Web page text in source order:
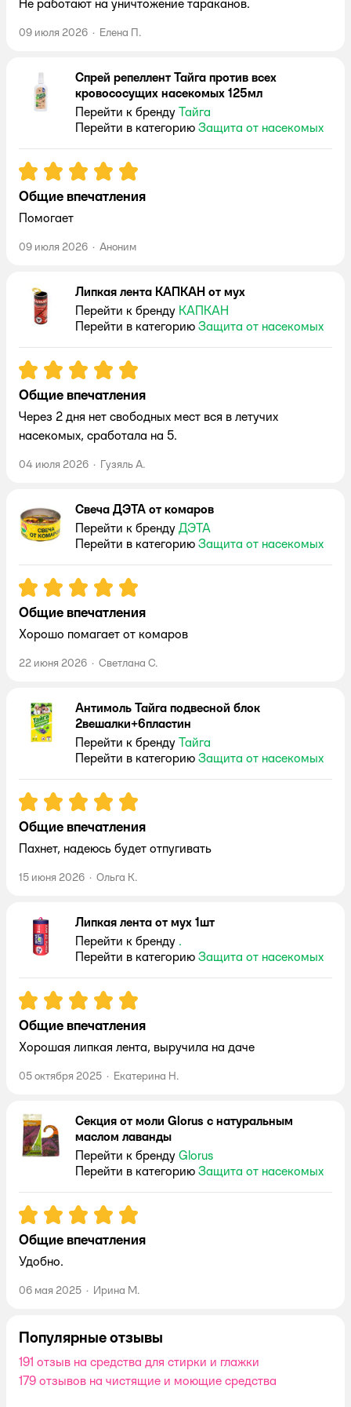
Не работают на уничтожение тараканов.
09 июля 2026 · Елена П.
Спрей репеллент Тайга против всех
кровососущих насекомых 125мл
Перейти к бренду Тайга
Перейти в категорию Защита от насекомых
Рейтинг:5
Общие впечатления
Помогает
09 июля 2026 · Аноним
Липкая лента КАПКАН от мух
Перейти к бренду КАПКАН
Перейти в категорию Защита от насекомых
Рейтинг:5
Общие впечатления
Через 2 дня нет свободных мест вся в летучих
насекомых, сработала на 5.
04 июля 2026 · Гузяль А.
Свеча ДЭТА от комаров
Перейти к бренду ДЭТА
Перейти в категорию Защита от насекомых
Рейтинг:5
Общие впечатления
Хорошо помагает от комаров
22 июня 2026 · Светлана С.
Антимоль Тайга подвесной блок
2вешалки+6пластин
Перейти к бренду Тайга
Перейти в категорию Защита от насекомых
Рейтинг:5
Общие впечатления
Пахнет, надеюсь будет отпугивать
15 июня 2026 · Ольга К.
Липкая лента от мух 1шт
Перейти к бренду .
Перейти в категорию Защита от насекомых
Рейтинг:5
Общие впечатления
Хорошая липкая лента, выручила на даче
05 октября 2025 · Екатерина Н.
Cекция от моли Glorus с натуральным
маслом лаванды
Перейти к бренду Glorus
Перейти в категорию Защита от насекомых
Рейтинг:5
Общие впечатления
Удобно.
06 мая 2025 · Ирина М.
Популярные отзывы
191 отзыв на средства для стирки и глажки
179 отзывов на чистящие и моющие средства